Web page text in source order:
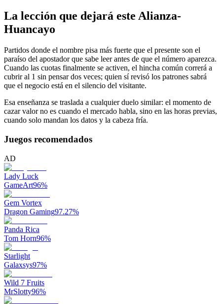
La lección que dejará este Alianza-
Huancayo
Partidos donde el nombre pisa más fuerte que el presente son el
paraíso del apostador que sabe leer antes de que el número aparezca.
Cuando las cuotas finalmente se activen, el hincha común correrá a
cubrir al 1 sin pensar dos veces; quien sí revisó los patrones sabrá
que el negocio está en el silencio del visitante.
Esa enseñanza se traslada a cualquier duelo similar: el momento de
cazar valor no es cuando el mercado habla, sino en las horas previas,
cuando solo mandan los datos y la cabeza fría.
Juegos recomendados
AD
Lady Luck
GameArt96%
Gem Vortex
Dragon Gaming97.27%
Panda Rica
Tom Horn96%
Starlight
Galaxsys97%
Wild 7 Fruits
MrSlotty96%